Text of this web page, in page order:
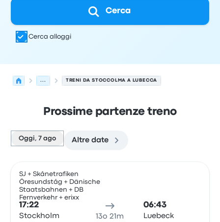
Cerca
Cerca alloggi
... TRENI DA STOCCOLMA A LUBECCA
Prossime partenze treno
Oggi, 7 ago Altre date
SJ + Skånetrafiken
Öresundståg + Dänische
Staatsbahnen + DB
Fernverkehr + erixx
17:22
Stockholm
13o 21m
06:43
Luebeck